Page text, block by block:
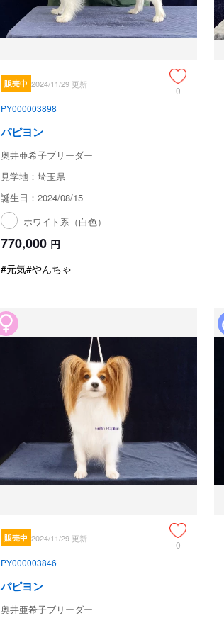
販売中 2024/11/29 更新
0
PY000003898
パピヨン
奥井亜希子ブリーダー
見学地：埼玉県
誕生日：2024/08/15
ホワイト系（白色）
770,000 円
#元気#やんちゃ
販売中 2024/11/29 更新
0
PY000003846
パピヨン
奥井亜希子ブリーダー